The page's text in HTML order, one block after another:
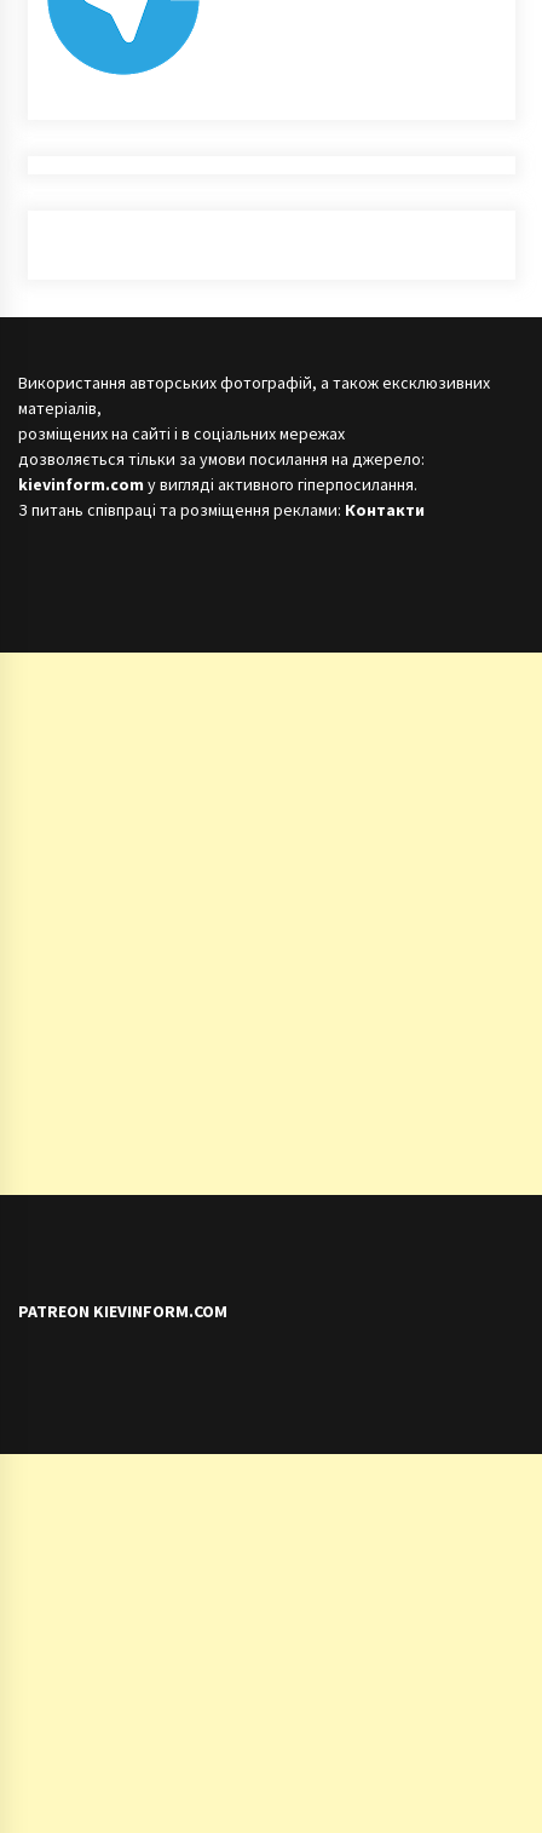
Використання авторських фотографій, а також ексклюзивних
матеріалів,
розміщених на сайті і в соціальних мережах
дозволяється тільки за умови посилання на джерело:
kievinform.com у вигляді активного гіперпосилання.
З питань співпраці та розміщення реклами: Контакти
PATREON KIEVINFORM.COM